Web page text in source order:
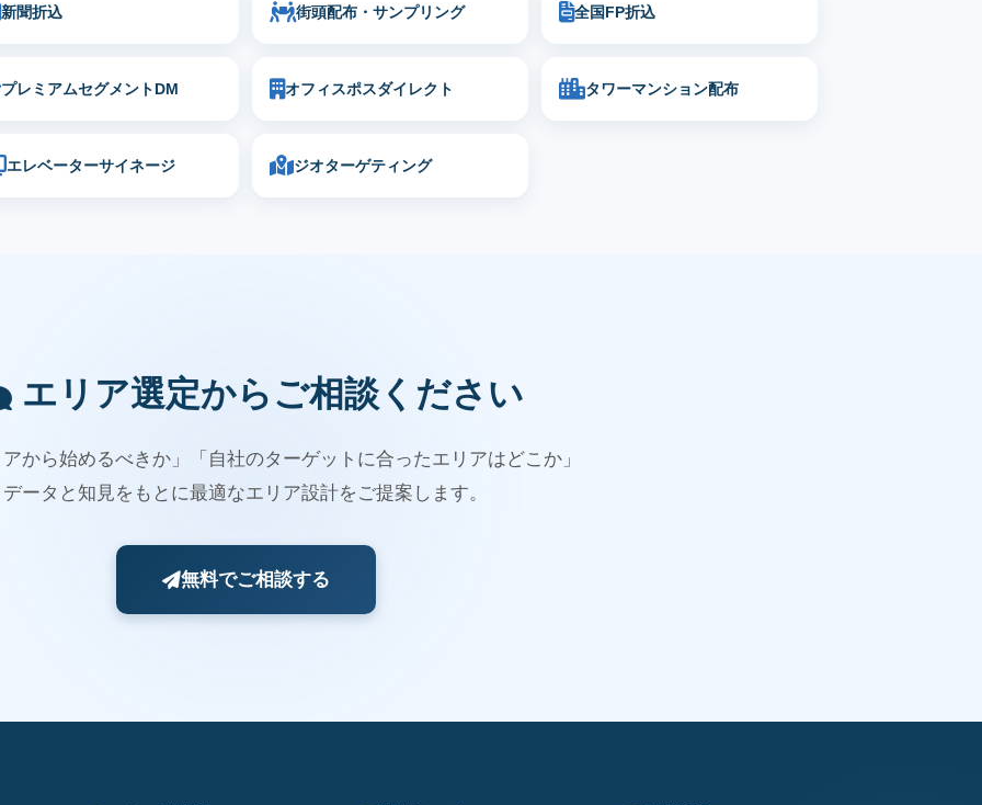
新聞折込 街頭配布・サンプリング 全国FP折込
プレミアムセグメントDM オフィスポスダイレクト タワーマンション配布
エレベーターサイネージ ジオターゲティング
エリア選定からご相談ください
から始めるべきか」「自社のターゲットに合ったエリアはどこか」
データと知見をもとに最適なエリア設計をご提案します。
無料でご相談する